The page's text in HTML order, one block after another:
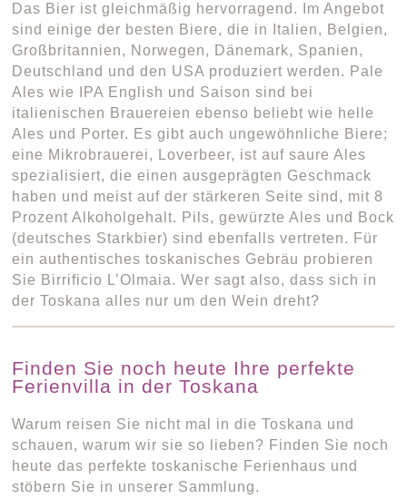
Das Bier ist gleichmäßig hervorragend. Im Angebot
sind einige der besten Biere, die in Italien, Belgien,
Großbritannien, Norwegen, Dänemark, Spanien,
Deutschland und den USA produziert werden. Pale
Ales wie IPA English und Saison sind bei
italienischen Brauereien ebenso beliebt wie helle
Ales und Porter. Es gibt auch ungewöhnliche Biere;
eine Mikrobrauerei, Loverbeer, ist auf saure Ales
spezialisiert, die einen ausgeprägten Geschmack
haben und meist auf der stärkeren Seite sind, mit 8
Prozent Alkoholgehalt. Pils, gewürzte Ales und Bock
(deutsches Starkbier) sind ebenfalls vertreten. Für
ein authentisches toskanisches Gebräu probieren
Sie Birrificio L’Olmaia. Wer sagt also, dass sich in
der Toskana alles nur um den Wein dreht?
Finden Sie noch heute Ihre perfekte
Ferienvilla in der Toskana
Warum reisen Sie nicht mal in die Toskana und
schauen, warum wir sie so lieben? Finden Sie noch
heute das perfekte toskanische Ferienhaus und
stöbern Sie in unserer Sammlung.